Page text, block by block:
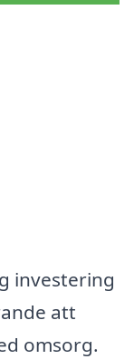
investering
att
omsorg.